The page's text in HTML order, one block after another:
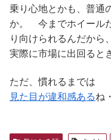
乗り心地とかも、普通
か。 今までホイール
り向けられるんだから、
実際に市場に出回ると
ただ、慣れるまでは
見た目が違和感あるね